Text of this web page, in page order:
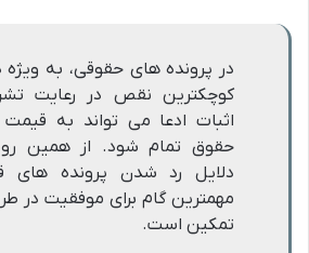
در پرونده های حقوقی، به ویژه
کوچکترین نقص در رعایت
اثبات ادعا می تواند به
حقوق تمام شود. از همین
دلایل رد شدن پرونده های
مهمترین گام برای موفقیت در
تمکین است.